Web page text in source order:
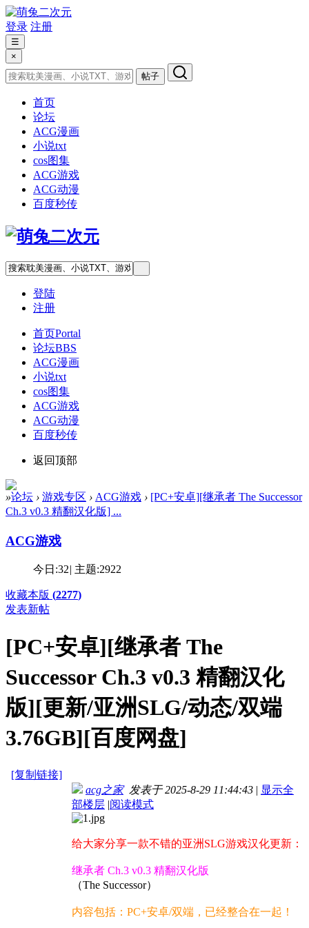
登录 注册
☰
×
帖子
首页
论坛
ACG漫画
小说txt
cos图集
ACG游戏
ACG动漫
百度秒传
登陆
注册
首页Portal
论坛BBS
ACG漫画
小说txt
cos图集
ACG游戏
ACG动漫
百度秒传
返回顶部
»论坛 › 游戏专区 › ACG游戏 › [PC+安卓][继承者 The Successor
Ch.3 v0.3 精翻汉化版] ...
ACG游戏
今日:32| 主题:2922
收藏本版 (2277)
发表新帖
[PC+安卓][继承者 The
Successor Ch.3 v0.3 精翻汉化
版][更新/亚洲SLG/动态/双端
3.76GB][百度网盘]
[复制链接]
acg之家发表于 2025-8-29 11:44:43 | 显示全
部楼层 |阅读模式
给大家分享一款不错的亚洲SLG游戏汉化更新：
继承者 Ch.3 v0.3 精翻汉化版
（The Successor）
内容包括：PC+安卓/双端，已经整合在一起！